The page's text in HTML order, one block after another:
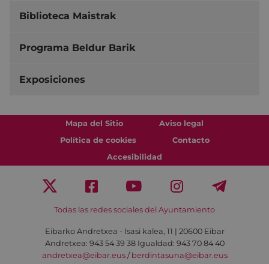
Biblioteca Maistrak
Programa Beldur Barik
Exposiciones
Mapa del Sitio
Aviso legal
Política de cookies
Contacto
Accesibilidad
Todas las redes sociales del Ayuntamiento
Eibarko Andretxea - Isasi kalea, 11 | 20600 Eibar
Andretxea: 943 54 39 38 Igualdad: 943 70 84 40
andretxea@eibar.eus/ berdintasuna@eibar.eus